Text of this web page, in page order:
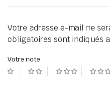
Votre adresse e-mail ne
obligatoires sont indiqués
Votre note